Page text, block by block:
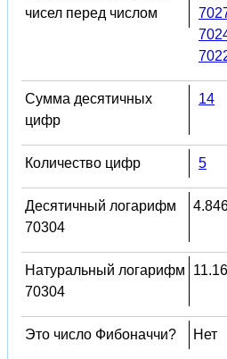
чисел перед числом
Сумма десятичных
цифр
14
Количество цифр 5
Десятичный логарифм
70304
Натуральный логарифм
70304
Это число Фибоначчи? Нет